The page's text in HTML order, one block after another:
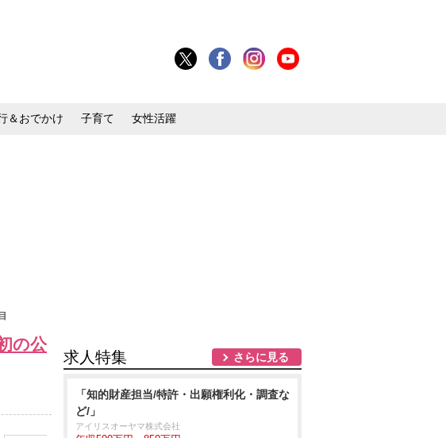
＆おでかけ 子育て 女性活躍
の公
求人特集 さらに見る
「知的財産担当/特許・出願権利化・調査な
ど/」
アイリスオーヤマ株式会社